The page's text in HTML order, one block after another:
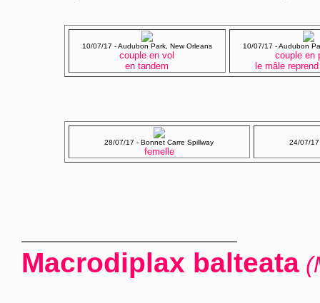
10/07/17 - Audubon Park, New Orleans
couple en vol
en tandem
10/07/17 - Audubon
couple en
le mâle
28/07/17 - Bonnet Carre Spillway
femelle
24/07/
Macrodiplax balteata